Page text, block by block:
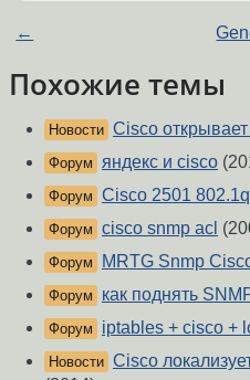
←
Похожие темы
Новости Cisco
Форум яндекс и cisco
Форум Cisco 2501 802.1q
Форум cisco snmp acl
Форум MRTG Snmp
Форум как поднять
Форум iptables + cisco +
Новости Cisco